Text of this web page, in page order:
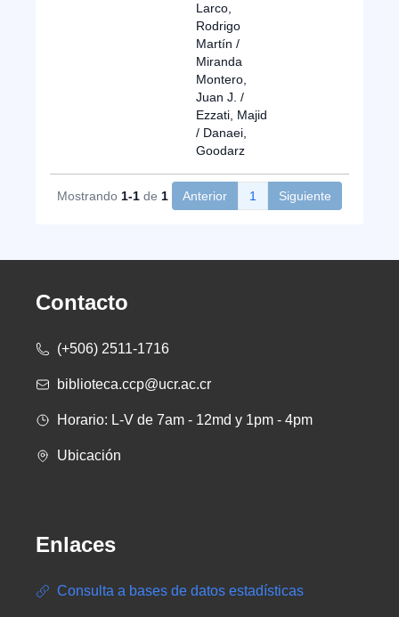
Larco,
Rodrigo
Martín /
Miranda
Montero,
Juan J. /
Ezzati, Majid
/ Danaei,
Goodarz
Mostrando 1-1 de 1 Anterior 1 Siguiente
Contacto
(+506) 2511-1716
biblioteca.ccp@ucr.ac.cr
Horario: L-V de 7am - 12md y 1pm - 4pm
Ubicación
Enlaces
Consulta a bases de datos estadísticas